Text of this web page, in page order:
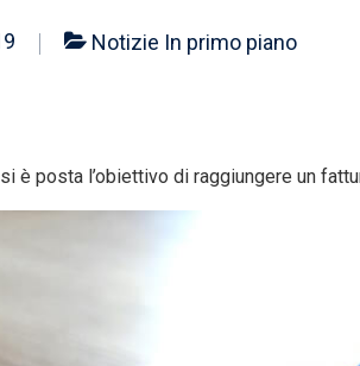
Notizie In primo piano
è posta l’obiettivo di raggiungere un